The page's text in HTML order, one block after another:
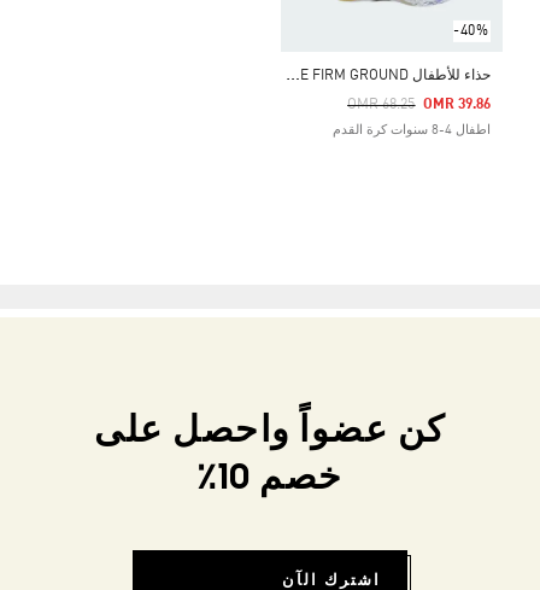
-40%
ح
ذاء للأطفال F50 ELITE FIRM GROUND
Price Reduced From
OMR 68.25
To OMR 39.86
اطفال 4-8 سنوات كرة القدم
كن عضواً واحصل على
خصم 10٪
اشترك الآن